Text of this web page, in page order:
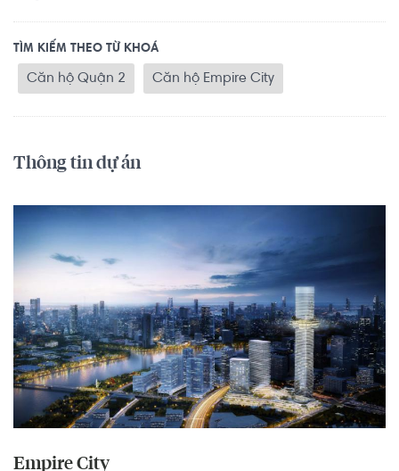
TÌM KIẾM THEO TỪ KHOÁ
Căn hộ Quận 2 Căn hộ Empire City
Thông tin dự án
Empire City